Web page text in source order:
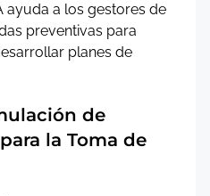
ayuda a los gestores de
preventivas para
planes de
de
la Toma de